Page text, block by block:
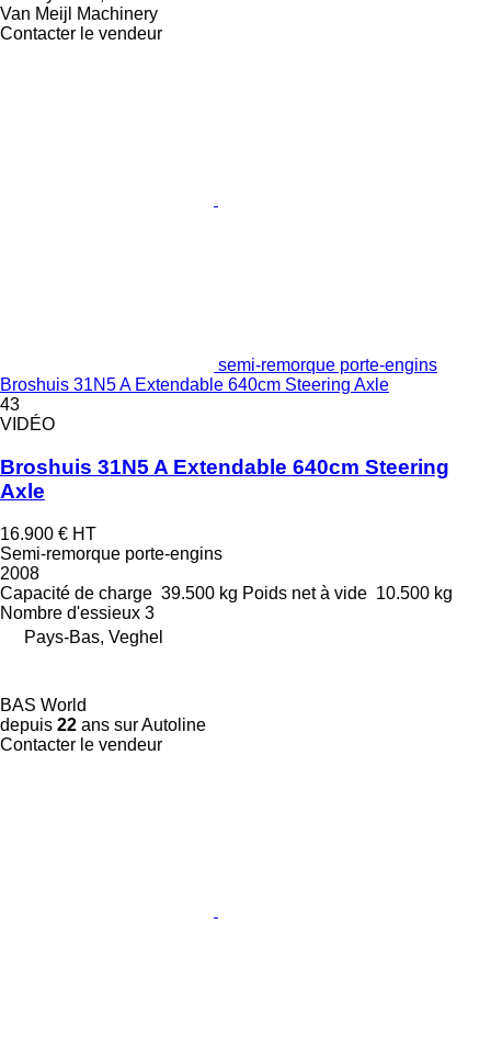
Van Meijl Machinery
Contacter le vendeur
semi-remorque porte-engins
Broshuis 31N5 A Extendable 640cm Steering Axle
43
VIDÉO
Broshuis 31N5 A Extendable 640cm Steering
Axle
16.900 € HT
Semi-remorque porte-engins
2008
Capacité de charge 39.500 kg Poids net à vide 10.500 kg
Nombre d'essieux 3
Pays-Bas, Veghel
BAS World
depuis 22 ans sur Autoline
Contacter le vendeur